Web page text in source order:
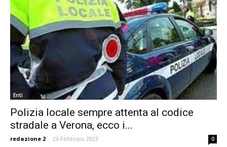
Enti
Polizia locale sempre attenta al codice
stradale a Verona, ecco i...
redazione 2 - 26 Febbraio 2023 0